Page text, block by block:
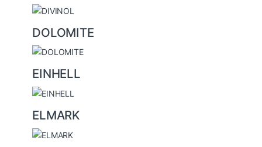
DOLOMITE
EINHELL
ELMARK